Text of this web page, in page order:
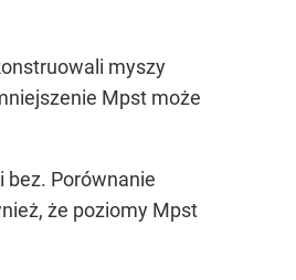
myszy
Mpst może
bez. Porównanie
że poziomy Mpst